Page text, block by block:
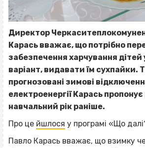
Директор
Карась вважає, що потрібно
забезпечення харчування дітей
варіант, видавати їм сухпайки.
прогнозовані зимові
електроенергії Карась
навчальний рік раніше.
Про це йшлося у програмі «Що
Павло Карась вважає, що взимку